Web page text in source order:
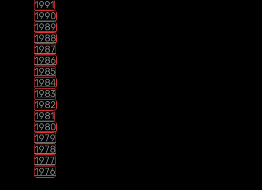
1991
1990
1989
1988
1987
1986
1985
1984
1983
1982
1981
1980
1979
1978
1977
1976